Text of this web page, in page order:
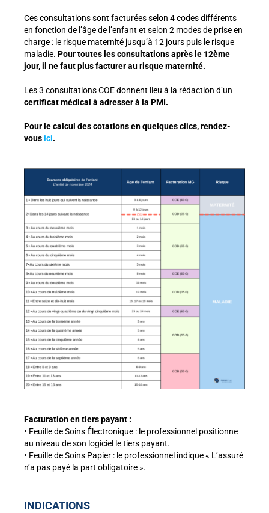
Ces consultations sont facturées selon 4 codes différents
en fonction de l’âge de l’enfant et selon 2 modes de prise en
charge : le risque maternité jusqu’à 12 jours puis le risque
maladie. Pour toutes les consultations après le 12ème
jour, il ne faut plus facturer au risque maternité.
Les 3 consultations COE donnent lieu à la rédaction d’un
certificat médical à adresser à la PMI.
Pour le calcul des cotations en quelques clics, rendez-
vousici.
Facturation en tiers payant :
• Feuille de Soins Électronique : le professionnel positionne
au niveau de son logiciel le tiers payant.
• Feuille de Soins Papier : le professionnel indique « L’assuré
n’a pas payé la part obligatoire ».
INDICATIONS